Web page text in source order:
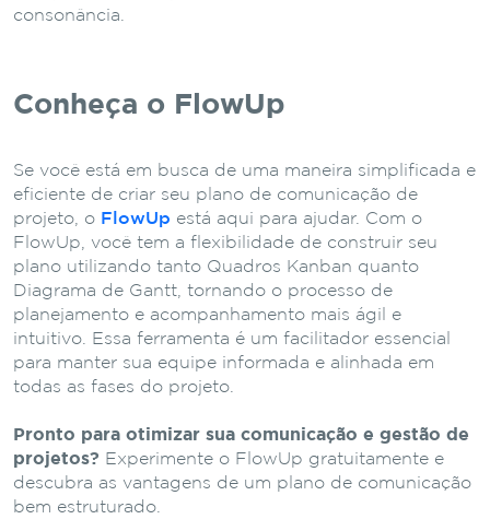
consonância.
Conheça o FlowUp
Se você está em busca de uma maneira simplificada e
eficiente de criar seu plano de comunicação de
projeto, o FlowUp está aqui para ajudar. Com o
FlowUp, você tem a flexibilidade de construir seu
plano utilizando tanto Quadros Kanban quanto
Diagrama de Gantt, tornando o processo de
planejamento e acompanhamento mais ágil e
intuitivo. Essa ferramenta é um facilitador essencial
para manter sua equipe informada e alinhada em
todas as fases do projeto.
Pronto para otimizar sua comunicação e gestão de
projetos? Experimente o FlowUp gratuitamente e
descubra as vantagens de um plano de comunicação
bem estruturado.